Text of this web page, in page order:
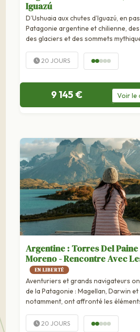
Iguazú
D’Ushuaia aux chutes d’Iguazú, en
Patagonie argentine et chilienne,
des glaciers et des sommets
vents. Puis le voyage se poursuit en
argentine et chilienne pour...
20 JOURS
9 145 € Voirle
Argentine : Torres Del
Moreno - Rencontre Avec
EN LIBERTÉ
Aventuriers et grands navigateurs
de la Patagonie : Magellan, Darwin
notamment, ont affronté les
20 JOURS